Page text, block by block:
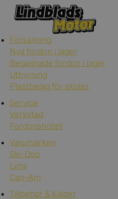
Försäljning
Nya fordon i lager
Begagnade fordon i lager
Uthyrning
Plastbelag för skoter
Service
Verkstad
Fordonshotell
Varumärken
Ski-Doo
Lynx
Can-Am
Tillbehör & Kläder